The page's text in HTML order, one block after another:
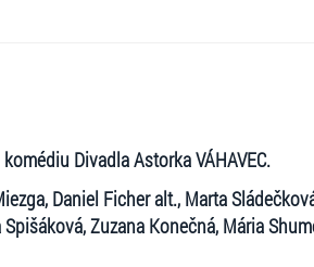
Divadla Astorka VÁHAVEC.
Daniel Ficher alt., Marta
Zuzana Konečná, Mária